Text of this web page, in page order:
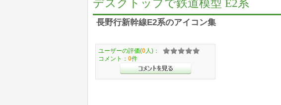
デスクトップで鉄道模型 E2系
長野行新幹線E2系のアイコン集
ユーザーの評価(0 人)：
コメント： 0件